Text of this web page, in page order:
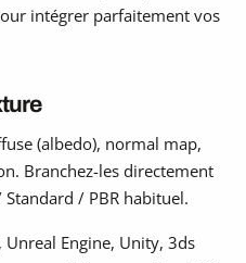
intégrer parfaitement vos
(albedo), normal map,
Branchez-les directement
/ PBR habituel.
Engine, Unity, 3ds